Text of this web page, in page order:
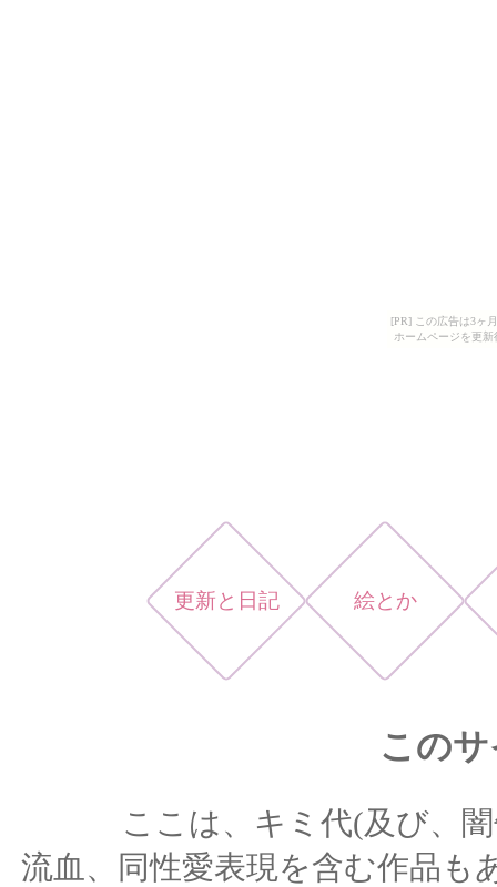
[PR] この広告は3ヶ
ホームページを更
更新と日記 絵とか
この
ここは、キミ代(及び、
流血、同性愛表現を含む作品も